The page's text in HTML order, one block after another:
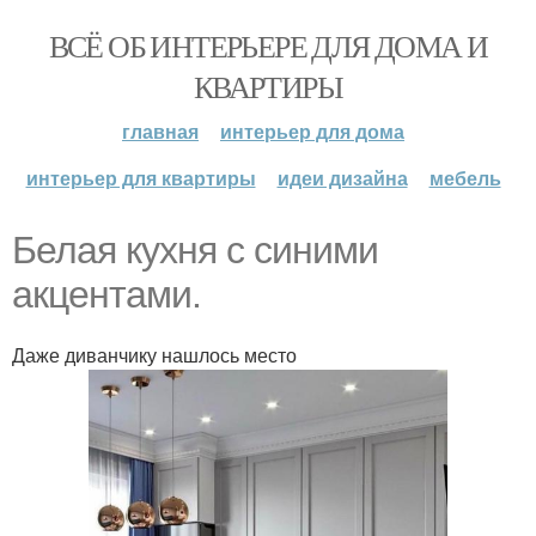
ВСЁ ОБ ИНТЕРЬЕРЕ ДЛЯ ДОМА И
КВАРТИРЫ
главная
интерьер для дома
интерьер для квартиры
идеи дизайна мебель
Белая кухня с синими
акцентами.
Даже диванчику нашлось место